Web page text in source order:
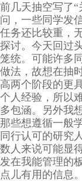
前几天抽空写了
问，一些同学发
任务还比较重，
探讨。今天回过
笼统。可能许多
做法，故想在抽
高两个阶段的更
个人经验，所以
多包涵。另外我
那些想遵循一般
同行认可的研究
数人来说可能显
发在我能管理的
点儿有用的信息。